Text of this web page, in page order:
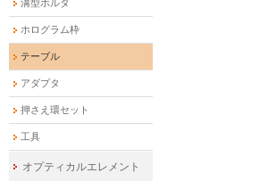
溝型ホルダ
ホログラム枠
テーブル
アダプタ
押さえ環セット
工具
オプティカルエレメント